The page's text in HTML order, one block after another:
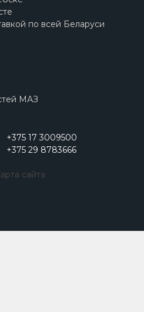
по всей Беларуси
МАЗ
+375 17 3009500
+375 29 8783666
сайта